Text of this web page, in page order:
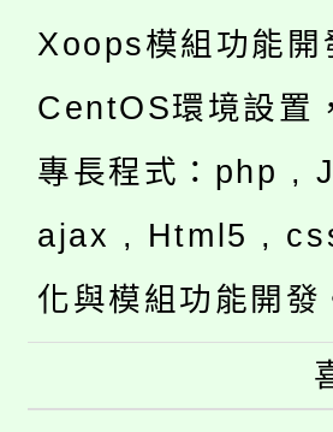
Xoops模組功能開
CentOS環境設置
專長程式：php ,
ajax , Html5 ,
化與模組功能開發